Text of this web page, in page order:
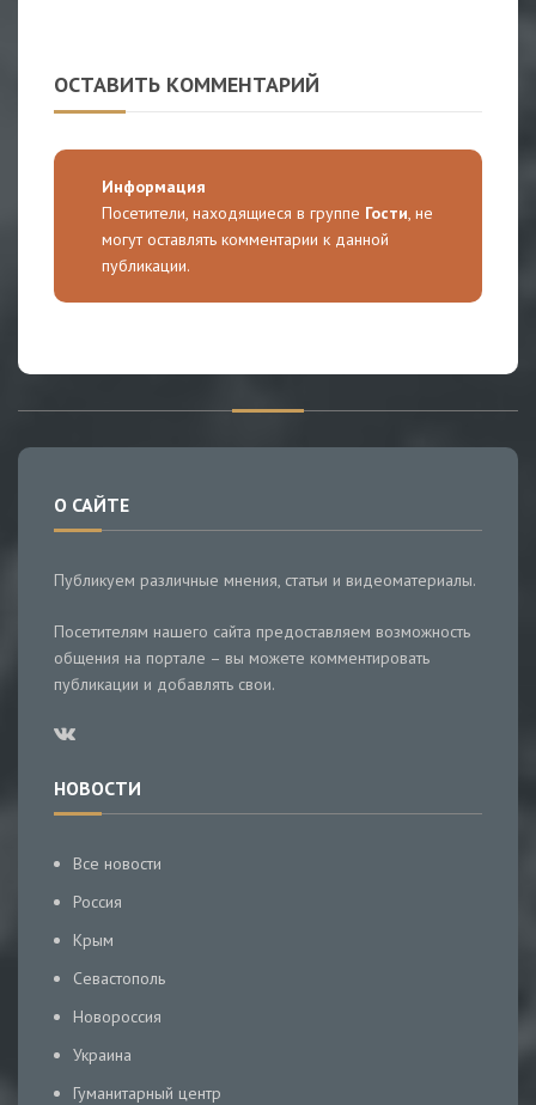
ОСТАВИТЬ КОММЕНТАРИЙ
Информация
Посетители, находящиеся в группе Гости, не
могут оставлять комментарии к данной
публикации.
О САЙТЕ
Публикуем различные мнения, статьи и видеоматериалы.
Посетителям нашего сайта предоставляем возможность
общения на портале – вы можете комментировать
публикации и добавлять свои.
НОВОСТИ
Все новости
Россия
Крым
Севастополь
Новороссия
Украина
Гуманитарный центр